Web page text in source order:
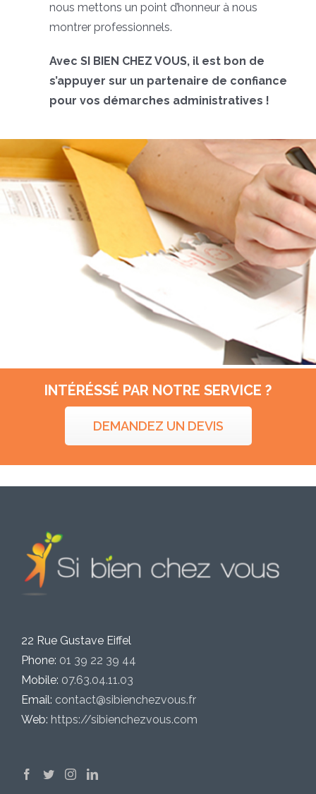
nous mettons un point d’honneur à nous
montrer professionnels.
Avec SI BIEN CHEZ VOUS, il est bon de
s’appuyer sur un partenaire de confiance
pour vos démarches administratives !
INTÉRÉSSÉ PAR NOTRE SERVICE ?
DEMANDEZ UN DEVIS
22 Rue Gustave Eiffel
Phone: 01 39 22 39 44
Mobile: 07.63.04.11.03
Email: contact@sibienchezvous.fr
Web: https://sibienchezvous.com